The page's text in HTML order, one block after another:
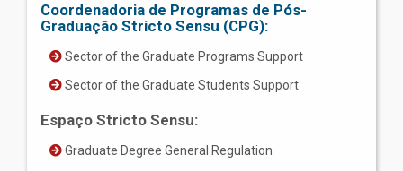
Coordenadoria de Programas de Pós-
Graduação Stricto Sensu (CPG):
Sector of the Graduate Programs Support
Sector of the Graduate Students Support
Espaço Stricto Sensu:
Graduate Degree General Regulation